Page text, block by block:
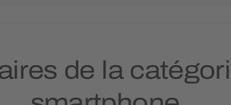
de la